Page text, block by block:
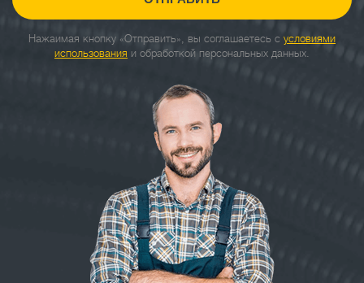
Нажаимая кнопку «Отправить», вы соглашаетесь с условиями
использования и обработкой персональных данных.